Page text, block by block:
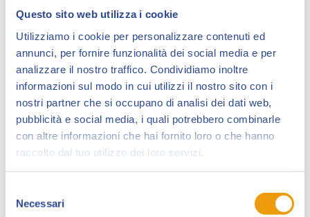
Questo sito web utilizza i cookie
Utilizziamo i cookie per personalizzare contenuti ed
annunci, per fornire funzionalità dei social media e per
analizzare il nostro traffico. Condividiamo inoltre
informazioni sul modo in cui utilizzi il nostro sito con i
nostri partner che si occupano di analisi dei dati web,
pubblicità e social media, i quali potrebbero combinarle
con altre informazioni che hai fornito loro o che hanno
raccolto dal tuo utilizzo dei loro servizi.
delNecessari
Renzo Calegari, e sviluppata principalmente assieme
vede operare in rete lo staff della manifestazione,
l’associazione A.N.A.F.I., le If Edizioni e la Sergio Bonelli
speciale che valorizzerà i layout che D’Antonio
realizzava per i suoi collaboratori. Per entrambe le
manifestazioni, i partner hanno co-prodotto un
Il Centro Fumetto porta anche le sue note produzioni